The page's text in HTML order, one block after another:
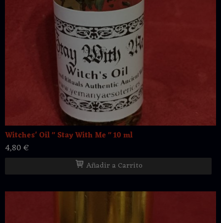
Witches' Oil " Stay With Me " 10 ml
4,80 €
Añadir a Carrito